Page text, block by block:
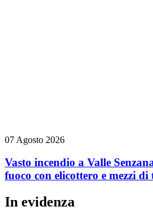
07 Agosto 2026
Vasto incendio a Valle
fuoco con elicottero e mezzi di
In evidenza